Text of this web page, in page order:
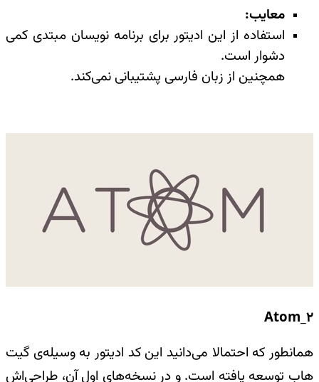
معایب:
استفاده از این ادیتور برای برنامه نویسان مبتدی کمی
دشوار است.
همچنین از زبان فارسی پشتیبانی نمی‌کند.
Atom_2
همانطور که احتمالا می‌دانید این کد ادیتور به‌ وسیله‌ی گیت
هاب توسعه یافته است. و در نسخه‌های اول آن، طراحی‌اش